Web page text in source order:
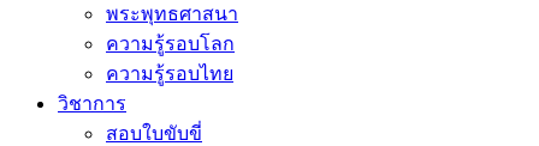
พระพุทธศาสนา
ความรู้รอบโลก
ความรู้รอบไทย
วิชาการ
สอบใบขับขี่